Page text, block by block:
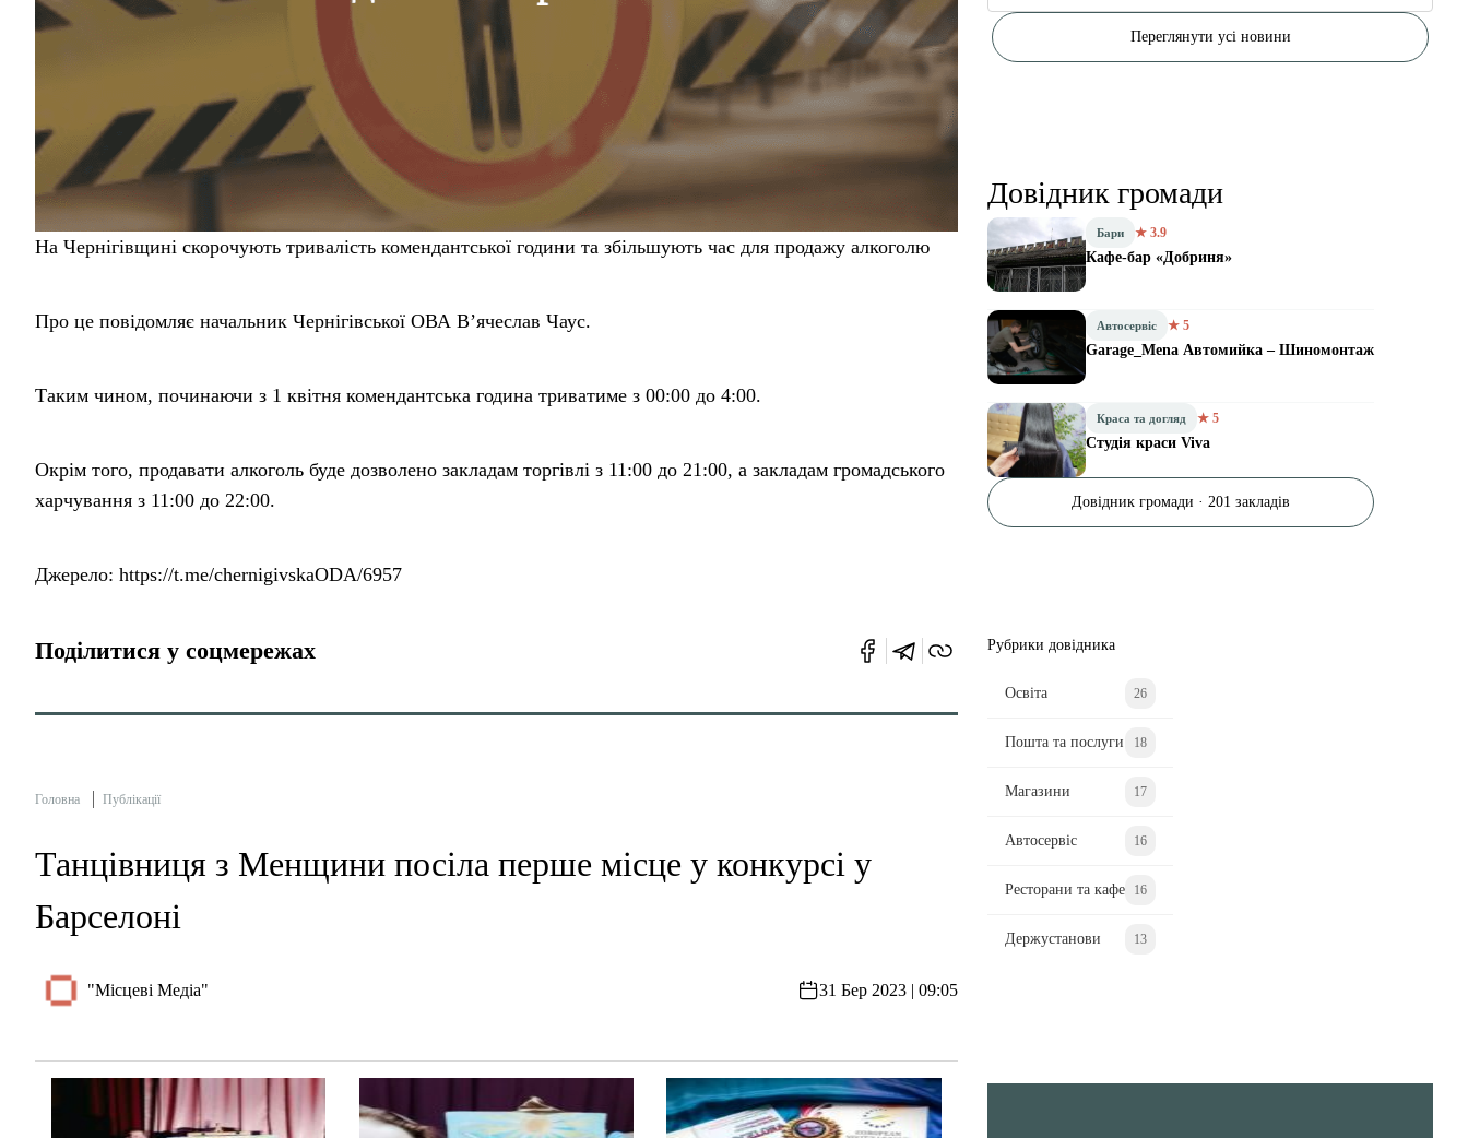
На Чернігівщині скорочують тривалість комендантської години та збільшують час для продажу алкоголю
Про це повідомляє начальник Чернігівської ОВА В’ячеслав Чаус.
Таким чином, починаючи з 1 квітня комендантська година триватиме з 00:00 до 4:00.
Окрім того, продавати алкоголь буде дозволено закладам торгівлі з 11:00 до 21:00, а закладам громадського
харчування з 11:00 до 22:00.
Джерело: https://t.me/chernigivskaODA/6957
Поділитися у соцмережах
Головна Публікації
Танцівниця з Менщини посіла перше місце у конкурсі у
Барселоні
"Місцеві Медіа" 31 Бер 2023 | 09:05
Переглянути усі новини
Довідник громади
Бари ★ 3.9
Кафе-бар «Добриня»
Автосервіс ★ 5
Garage_Mena Автомийка – Шиномонтаж
Краса та догляд ★ 5
Студія краси Viva
Довідник громади · 201 закладів
Рубрики довідника
Освіта 26
Пошта та послуги 18
Магазини 17
Автосервіс 16
Ресторани та кафе 16
Держустанови 13